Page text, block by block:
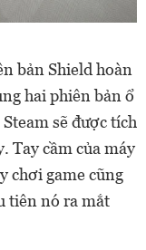
bản Shield hoàn
hai phiên bản ổ
sẽ được tích
Tay cầm của máy
chơi game cũng
tiên nó ra mắt